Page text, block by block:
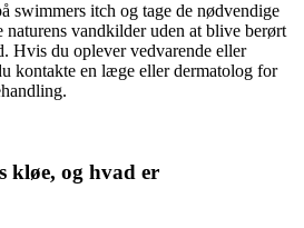
swimmers itch og tage de nødvendige
vandkilder uden at blive berørt
Hvis du oplever vedvarende eller
kontakte en læge eller dermatolog for
kløe, og hvad er